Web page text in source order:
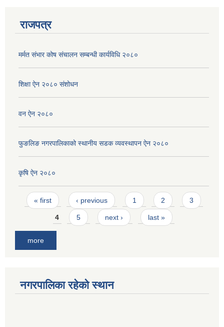
राजपत्र
मर्मत संभार कोष संचालन सम्बन्धी कार्यविधि २०८०
शिक्षा ऐन २०८० संशोधन
वन ऐन २०८०
फुङलिङ नगरपालिकाको स्थानीय सडक व्यवस्थापन ऐन २०८०
कृषि ऐन २०८०
Pages
« first ‹ previous 1 2 3
4 5 next › last »
more
नगरपालिका रहेको स्थान